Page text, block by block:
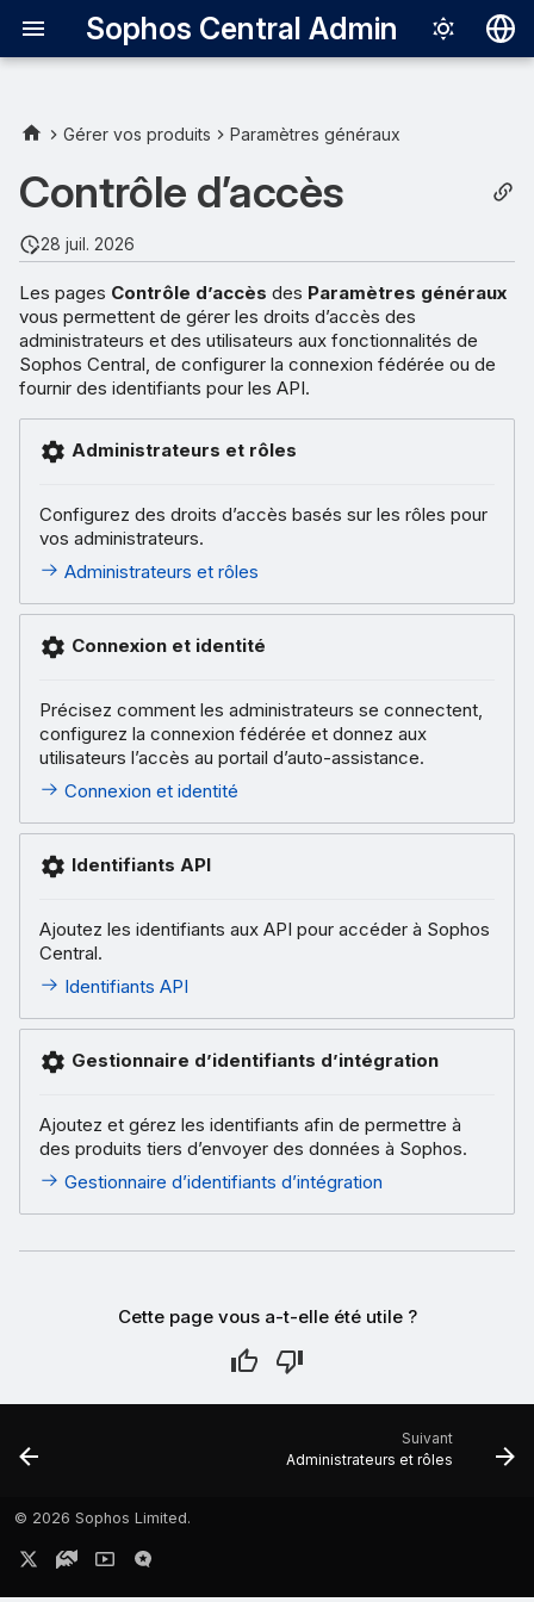
Sophos Central Admin
Italiano
日本語
한국어
Gérer vos produits Paramètres généraux
Contrôle d’accès
28 juil. 2026
Les pages Contrôle d’accès des Paramètres généraux
vous permettent de gérer les droits d’accès des
administrateurs et des utilisateurs aux fonctionnalités de
Sophos Central, de configurer la connexion fédérée ou de
fournir des identifiants pour les API.
Administrateurs et rôles
Configurez des droits d’accès basés sur les rôles pour
vos administrateurs.
Administrateurs et rôles
Connexion et identité
Précisez comment les administrateurs se connectent,
configurez la connexion fédérée et donnez aux
utilisateurs l’accès au portail d’auto-assistance.
Connexion et identité
Identifiants API
Ajoutez les identifiants aux API pour accéder à Sophos
Central.
Identifiants API
Gestionnaire d’identifiants d’intégration
Ajoutez et gérez les identifiants afin de permettre à
des produits tiers d’envoyer des données à Sophos.
Gestionnaire d’identifiants d’intégration
Cette page vous a-t-elle été utile ?
Suivant
Administrateurs et rôles
© 2026 Sophos Limited.